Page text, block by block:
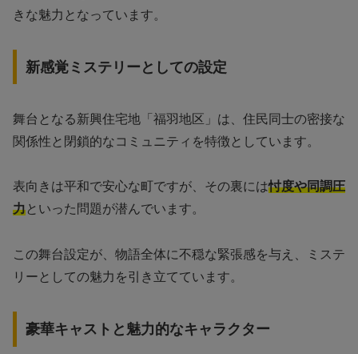
きな魅力となっています。
新感覚ミステリーとしての設定
舞台となる新興住宅地「福羽地区」は、住民同士の密接な
関係性と閉鎖的なコミュニティを特徴としています。
表向きは平和で安心な町ですが、その裏には忖度や同調圧
力といった問題が潜んでいます。
この舞台設定が、物語全体に不穏な緊張感を与え、ミステ
リーとしての魅力を引き立てています。
豪華キャストと魅力的なキャラクター